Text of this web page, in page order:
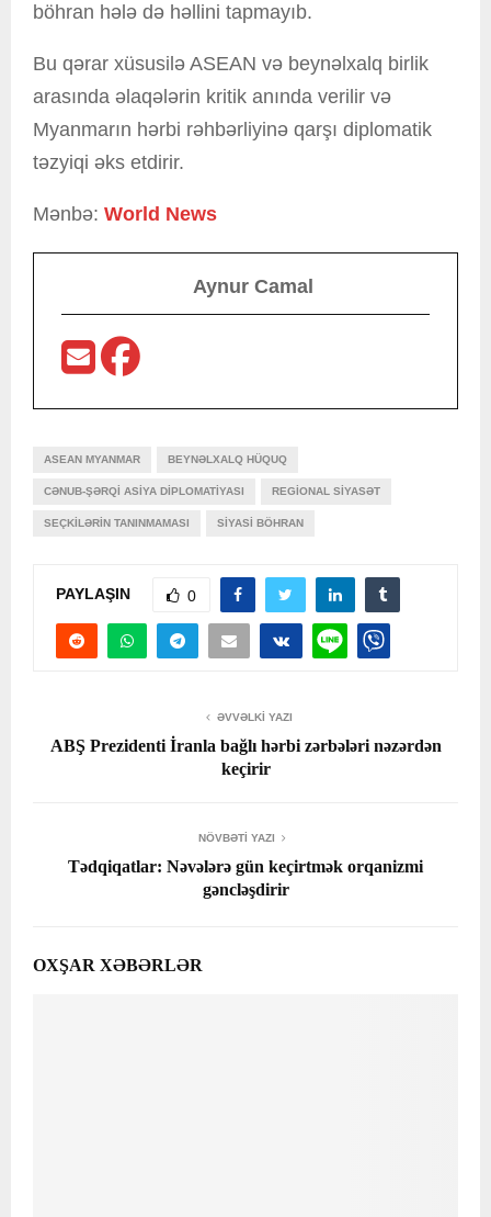
böhran hələ də həllini tapmayıb.
Bu qərar xüsusilə ASEAN və beynəlxalq birlik
arasında əlaqələrin kritik anında verilir və
Myanmarın hərbi rəhbərliyinə qarşı diplomatik
təzyiqi əks etdirir.
Mənbə: World News
Aynur Camal
ASEAN MYANMAR BEYNƏLXALQ HÜQUQ
CƏNUB-ŞƏRQI ASIYA DIPLOMATIYASI REGIONAL SIYASƏT
SEÇKILƏRIN TANINMAMASI SIYASI BÖHRAN
PAYLAŞIN 0
ƏVVƏLKI YAZI
ABŞ Prezidenti İranla bağlı hərbi zərbələri nəzərdən
keçirir
NÖVBƏTI YAZI
Tədqiqatlar: Nəvələrə gün keçirtmək orqanizmi
gəncləşdirir
OXŞAR XƏBƏRLƏR